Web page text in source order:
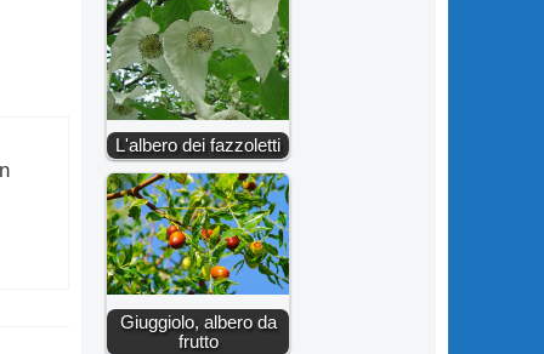
L'albero dei fazzoletti
Giuggiolo, albero da
frutto